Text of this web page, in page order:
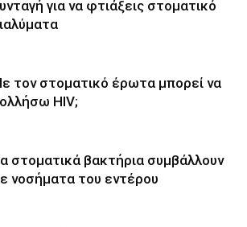
για να φτιάξεις στοματικό
τον στοματικό έρωτα μπορεί να
HIV;
στοματικά βακτήρια συμβάλλουν
νοσήματα του εντέρου